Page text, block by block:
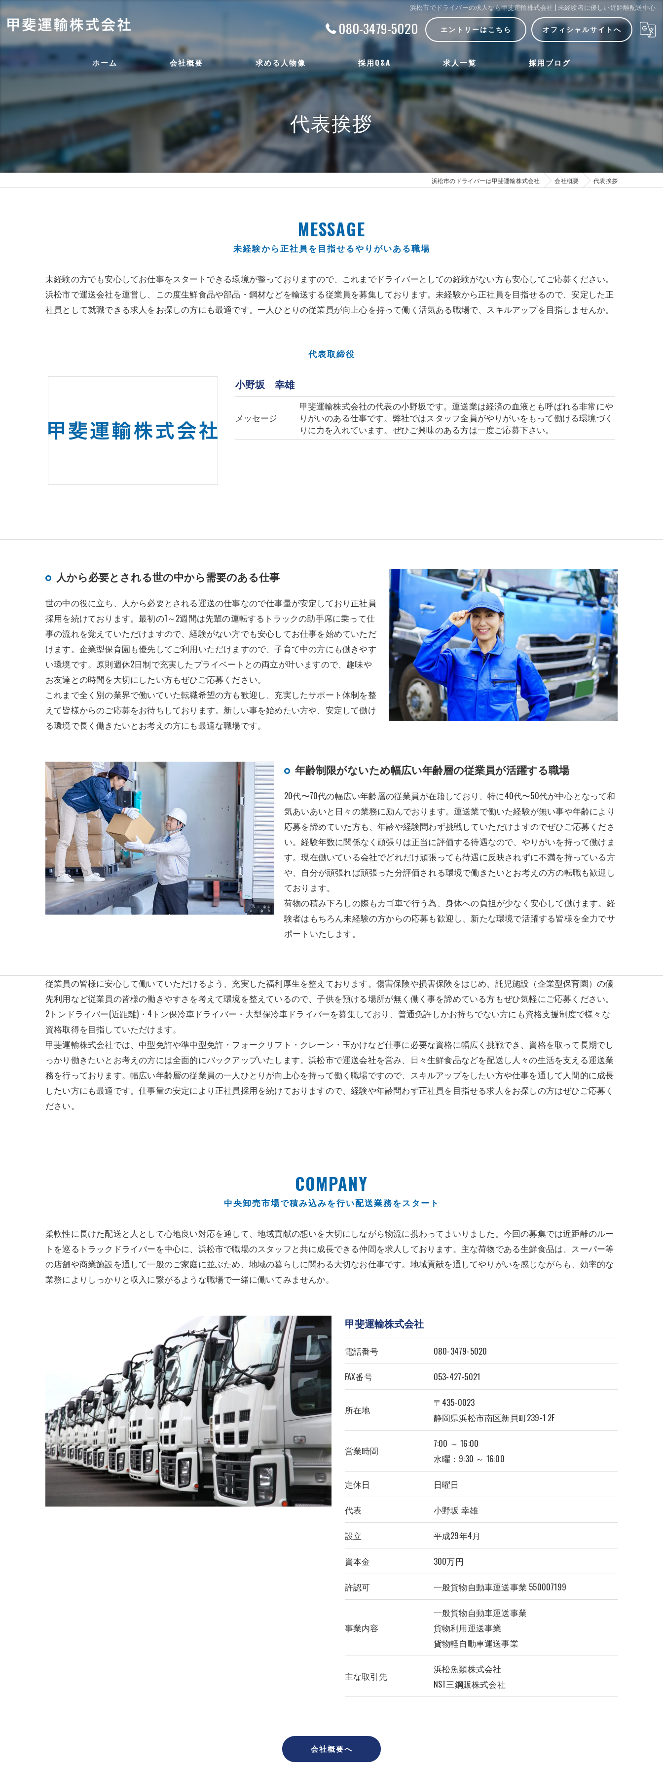
浜松市でドライバーの求人なら甲斐運輸株式会社 | 未経験者に優しい近距離配送中心
080-3479-5020 エントリーはこちら オフィシャルサイトへ
ホーム 会社概要
代表挨拶
ビジョン
求める人物像 採用Q&A 求人一覧 採用ブログ
代表挨拶
浜松市のドライバーは甲斐運輸株式会社 会社概要 代表挨拶
未経験から正社員を目指せるやりがいある職場
MESSAGE
未経験の方でも安心してお仕事をスタートできる環境が整っておりますので、これまでドライバーとしての経験がない方も安心してご応募ください。
浜松市で運送会社を運営し、この度生鮮食品や部品・鋼材などを輸送する従業員を募集しております。未経験から正社員を目指せるので、安定した正
社員として就職できる求人をお探しの方にも最適です。一人ひとりの従業員が向上心を持って働く活気ある職場で、スキルアップを目指しませんか。
代表取締役
小野坂 幸雄
メッセージ
甲斐運輸株式会社の代表の小野坂です。運送業は経済の血液とも呼ばれる非常にや
りがいのある仕事です。弊社ではスタッフ全員がやりがいをもって働ける環境づく
りに力を入れています。ぜひご興味のある方は一度ご応募下さい。
人から必要とされる世の中から需要のある仕事
世の中の役に立ち、人から必要とされる運送の仕事なので仕事量が安定しており正社員
採用を続けております。最初の1～2週間は先輩の運転するトラックの助手席に乗って仕
事の流れを覚えていただけますので、経験がない方でも安心してお仕事を始めていただ
けます。企業型保育園も優先してご利用いただけますので、子育て中の方にも働きやす
い環境です。原則週休2日制で充実したプライベートとの両立が叶いますので、趣味や
お友達との時間を大切にしたい方もぜひご応募ください。
これまで全く別の業界で働いていた転職希望の方も歓迎し、充実したサポート体制を整
えて皆様からのご応募をお待ちしております。新しい事を始めたい方や、安定して働け
る環境で長く働きたいとお考えの方にも最適な職場です。
年齢制限がないため幅広い年齢層の従業員が活躍する職場
20代〜70代の幅広い年齢層の従業員が在籍しており、特に40代〜50代が中心となって和
気あいあいと日々の業務に励んでおります。運送業で働いた経験が無い事や年齢により
応募を諦めていた方も、年齢や経験問わず挑戦していただけますのでぜひご応募くださ
い。経験年数に関係なく頑張りは正当に評価する待遇なので、やりがいを持って働けま
す。現在働いている会社でどれだけ頑張っても待遇に反映されずに不満を持っている方
や、自分が頑張れば頑張った分評価される環境で働きたいとお考えの方の転職も歓迎し
ております。
荷物の積み下ろしの際もカゴ車で行う為、身体への負担が少なく安心して働けます。経
験者はもちろん未経験の方からの応募も歓迎し、新たな環境で活躍する皆様を全力でサ
ポートいたします。
従業員の皆様に安心して働いていただけるよう、充実した福利厚生を整えております。傷害保険や損害保険をはじめ、託児施設（企業型保育園）の優
先利用など従業員の皆様の働きやすさを考えて環境を整えているので、子供を預ける場所が無く働く事を諦めている方もぜひ気軽にご応募ください。
2トンドライバー(近距離)・4トン保冷車ドライバー・大型保冷車ドライバーを募集しており、普通免許しかお持ちでない方にも資格支援制度で様々な
資格取得を目指していただけます。
甲斐運輸株式会社では、中型免許や準中型免許・フォークリフト・クレーン・玉かけなど仕事に必要な資格に幅広く挑戦でき、資格を取って長期でし
っかり働きたいとお考えの方には全面的にバックアップいたします。浜松市で運送会社を営み、日々生鮮食品などを配送し人々の生活を支える運送業
務を行っております。幅広い年齢層の従業員の一人ひとりが向上心を持って働く職場ですので、スキルアップをしたい方や仕事を通して人間的に成長
したい方にも最適です。仕事量の安定により正社員採用を続けておりますので、経験や年齢問わず正社員を目指せる求人をお探しの方はぜひご応募く
ださい。
中央卸売市場で積み込みを行い配送業務をスタート
COMPANY
柔軟性に長けた配送と人として心地良い対応を通して、地域貢献の想いを大切にしながら物流に携わってまいりました。今回の募集では近距離のルー
トを巡るトラックドライバーを中心に、浜松市で職場のスタッフと共に成長できる仲間を求人しております。主な荷物である生鮮食品は、スーパー等
の店舗や商業施設を通して一般のご家庭に並ぶため、地域の暮らしに関わる大切なお仕事です。地域貢献を通してやりがいを感じながらも、効率的な
業務によりしっかりと収入に繋がるような職場で一緒に働いてみませんか。
甲斐運輸株式会社
電話番号 080-3479-5020
FAX番号 053-427-5021
所在地
〒435-0023
静岡県浜松市南区新貝町239-1 2F
営業時間
7:00 ～ 16:00
水曜：9:30 ～ 16:00
定休日 日曜日
代表 小野坂 幸雄
設立 平成29年4月
資本金 300万円
許認可 一般貨物自動車運送事業 550007199
事業内容
一般貨物自動車運送事業
貨物利用運送事業
貨物軽自動車運送事業
主な取引先
浜松魚類株式会社
NST三鋼販株式会社
会社概要へ